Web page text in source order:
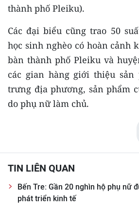
thành phố Pleiku).
Các đại biểu cũng trao 50
học sinh nghèo có hoàn cảnh
bàn thành phố Pleiku và
các gian hàng giới thiệu sản
trưng địa phương, sản phẩm
do phụ nữ làm chủ.
TIN LIÊN QUAN
Bến Tre: Gần 20 nghìn hộ phụ nữ
phát triển kinh tế